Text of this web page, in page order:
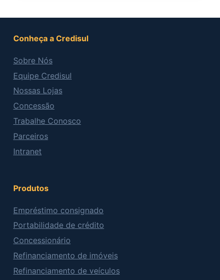
Conheça a Credisul
Sobre Nós
Equipe Credisul
Nossas Lojas
Concessão
Trabalhe Conosco
Parceiros
Intranet
Produtos
Empréstimo consignado
Portabilidade de crédito
Concessionário
Refinanciamento de imóveis
Refinanciamento de veículos